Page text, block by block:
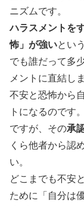
ニズムです。
ハラスメントを
怖」が強いとい
でも誰だって多
メントに直結し
不安と恐怖から
トになるのです。
ですが、その承
くら他者から認
い。
どこまでも不安
ために「自分は